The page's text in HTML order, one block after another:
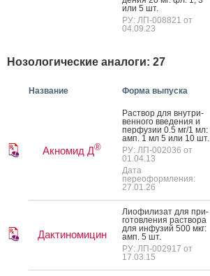
или 5 шт.
РУ: ЛП-008821 от
04.09.23
Нозологические аналоги: 27
Название Форма выпуска
Акномид Д®
Рас­твор для внут­ри­
вен­но­го вве­дения и
пер­фу­зии 0.5 мг/1 мл:
амп. 1 мл 5 или 10 шт.
РУ: ЛП-002036 от
01.04.13
Дата
переоформления:
27.01.26
Дактиномицин
Ли­офи­лизат для при­
готов­ле­ния рас­тво­ра
для ин­фу­зий 500 мкг:
амп. 5 шт.
РУ: ЛП-002917 от
17.03.15